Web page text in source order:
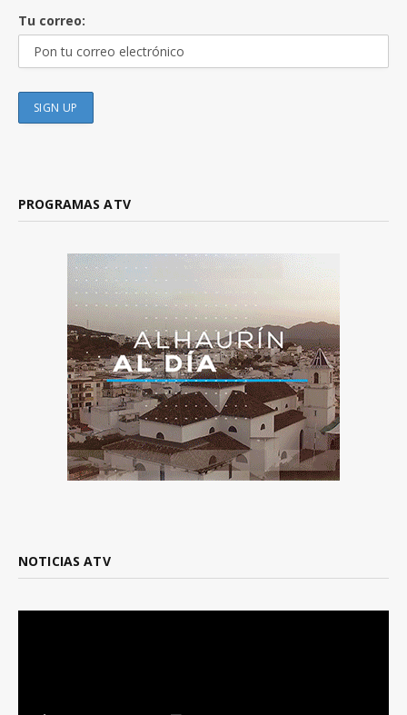
Tu correo:
PROGRAMAS ATV
NOTICIAS ATV